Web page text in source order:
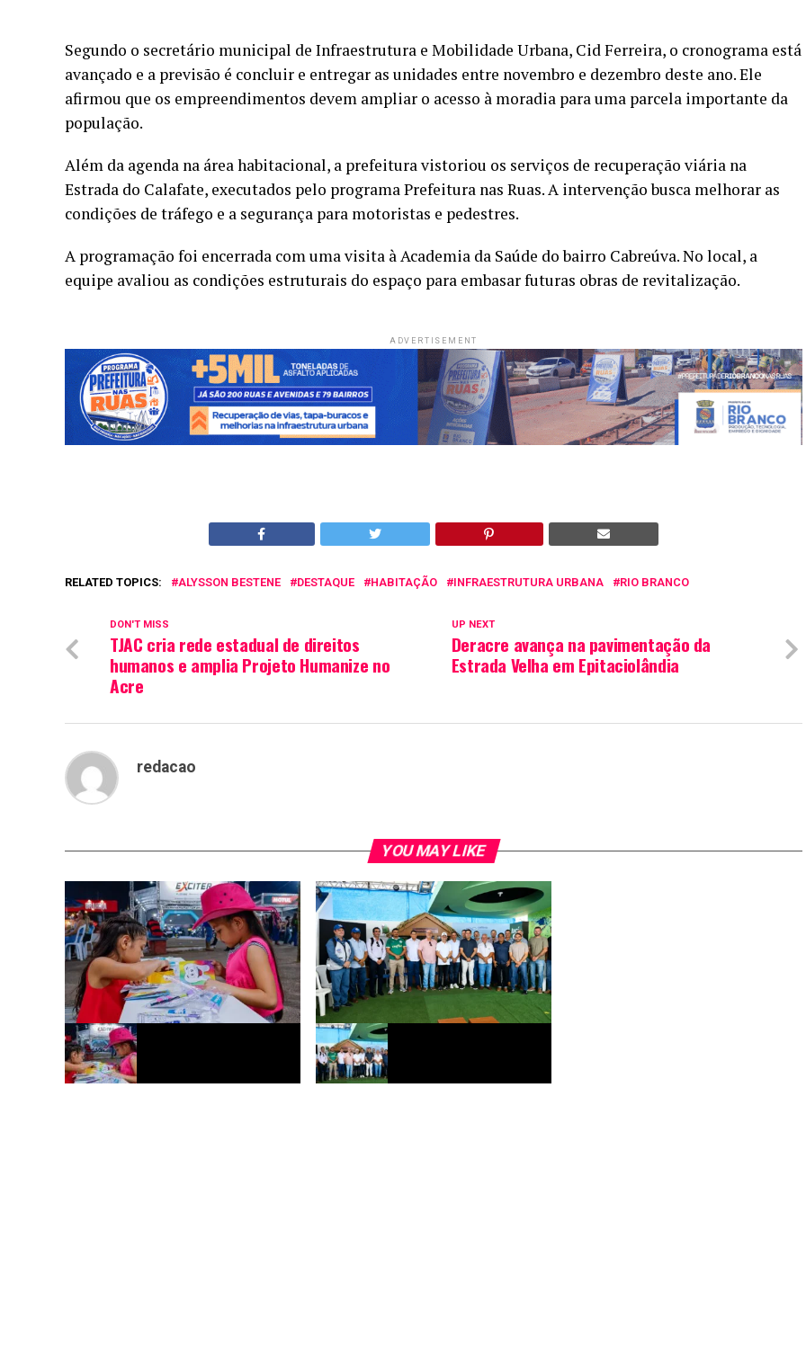
Segundo o secretário municipal de Infraestrutura e Mobilidade Urbana, Cid Ferreira, o cronograma está
avançado e a previsão é concluir e entregar as unidades entre novembro e dezembro deste ano. Ele
afirmou que os empreendimentos devem ampliar o acesso à moradia para uma parcela importante da
população.
Além da agenda na área habitacional, a prefeitura vistoriou os serviços de recuperação viária na
Estrada do Calafate, executados pelo programa Prefeitura nas Ruas. A intervenção busca melhorar as
condições de tráfego e a segurança para motoristas e pedestres.
A programação foi encerrada com uma visita à Academia da Saúde do bairro Cabreúva. No local, a
equipe avaliou as condições estruturais do espaço para embasar futuras obras de revitalização.
ADVERTISEMENT
RELATED TOPICS: ALYSSON BESTENE DESTAQUE HABITAÇÃO INFRAESTRUTURA URBANA RIO BRANCO
UP NEXT
Deracre avança na pavimentação da
Estrada Velha em Epitaciolândia
DON'T MISS
TJAC cria rede estadual de direitos
humanos e amplia Projeto Humanize no
Acre
redacao
YOU MAY LIKE